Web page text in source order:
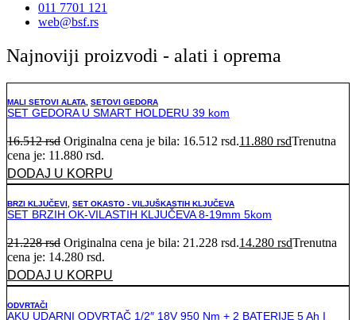
011 7701 121
web@bsf.rs
Najnoviji proizvodi - alati i oprema
MALI SETOVI ALATA SETOVI GEDORA
SET GEDORA U SMART HOLDERU 39 kom
16.512rsd Originalna cena je bila: 16.512 rsd.11.880 rsdTrenutna
cena je: 11.880 rsd.
DODAJ U KORPU
BRZI KLJUČEVI SET OKASTO - VILJUŠKASTIH KLJUČEVA
SET BRZIH OK-VILASTIH KLJUČEVA 8-19mm 5kom
21.228rsd Originalna cena je bila: 21.228 rsd.14.280 rsdTrenutna
cena je: 14.280 rsd.
DODAJ U KORPU
ODVRTAČI
AKU UDARNI ODVRTAČ 1/2″ 18V 950 Nm + 2 BATERIJE 5 Ah I